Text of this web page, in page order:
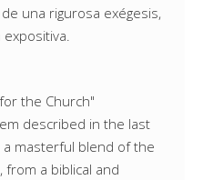
una rigurosa exégesis,
the Church"
described in the last
a masterful blend of the
from a biblical and